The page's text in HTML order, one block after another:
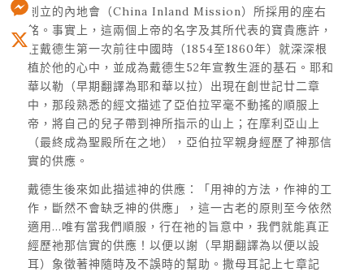
創立的內地會（China Inland Mission）所採用的座右
銘。事實上，這兩個上帝的名字及其所代表的寶貴應許，
在戴德生第一次前往中國時（1854至1860年）就深深根
植於他的心中，並成為戴德生52年宣教生涯的基石。耶和
華以勒（早期翻譯為耶和華以拉）出現在創世記廿二章
中，那段熟悉的經文描述了亞伯拉罕毫不動搖的順服上
帝，將自己的兒子帶到神所指示的山上；在摩利亞山上
（最終成為聖殿所在之地），亞伯拉罕親身經歷了神那信
實的供應。
戴德生後來如此描述神的供應：「用神的方法，作神的工
作，斷然不會缺乏神的供應」，這一古老的原則至今依然
適用…唯有當我們順服，行在祂的旨意中，我們就能真正
經歷祂那信實的供應！以便以謝（早期翻譯為以便以設
耳）象徵著神隨時及不誤時的幫助。撒母耳記上七章記
Messenger